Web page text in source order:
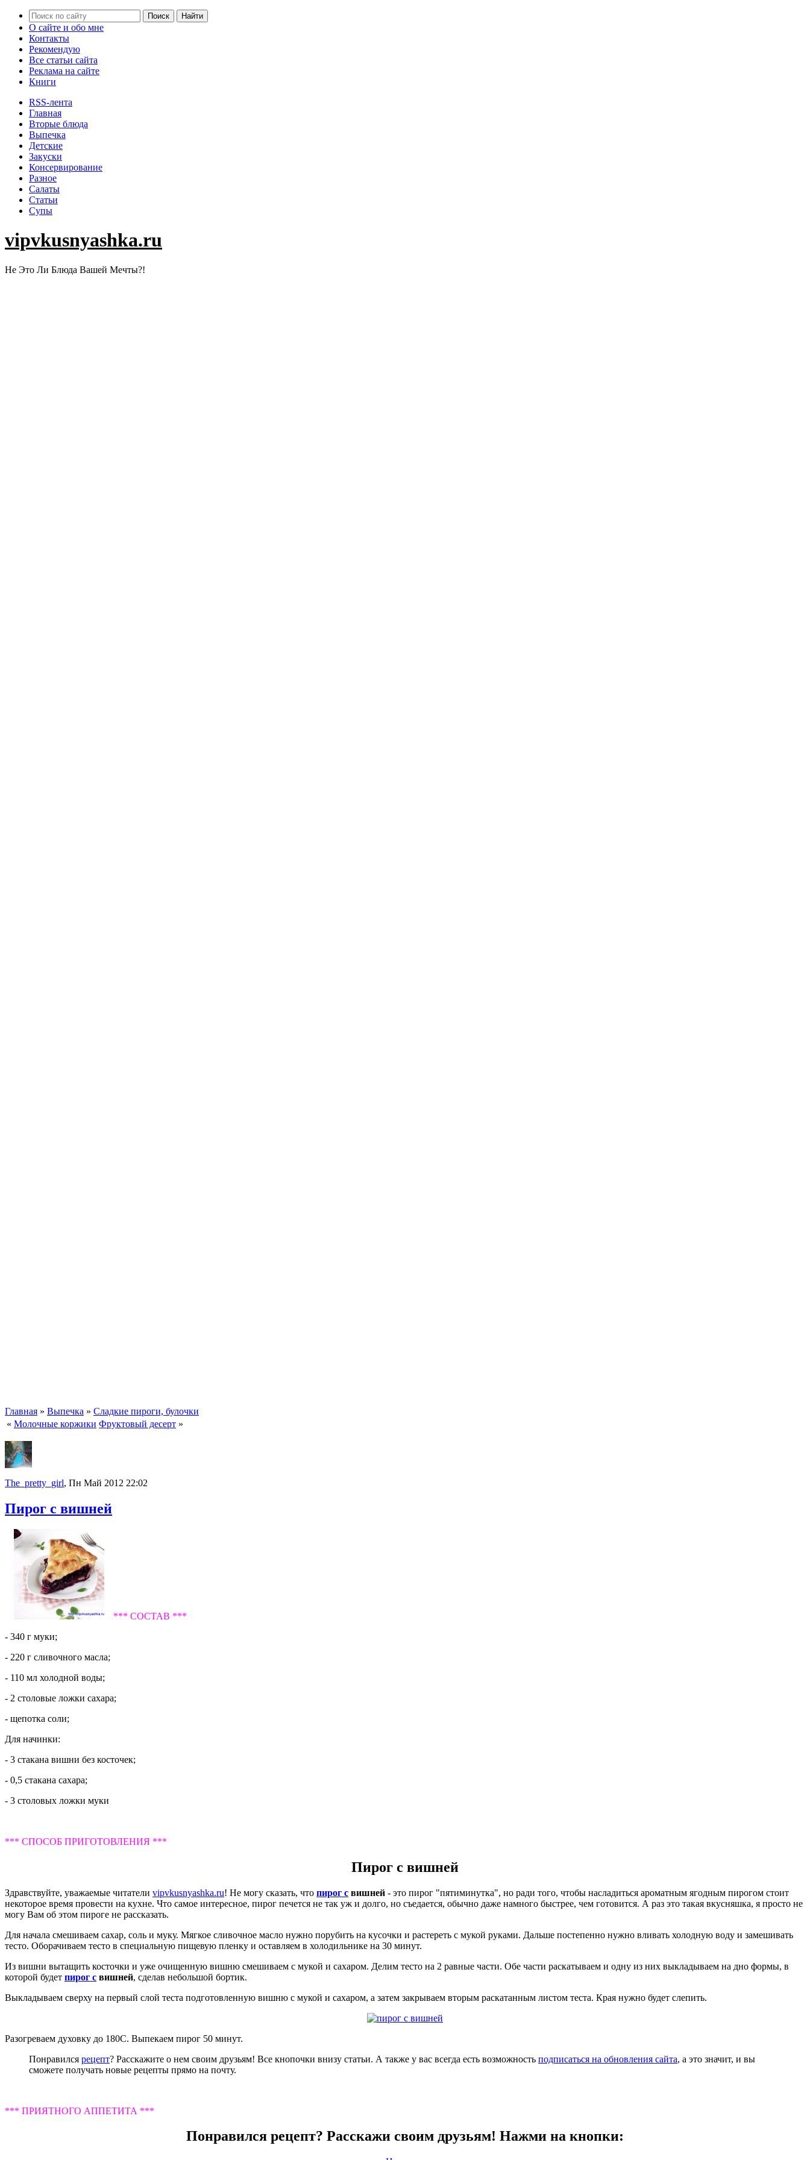
О сайте и обо мне
Контакты
Рекомендую
Все статьи сайта
Реклама на сайте
Книги
RSS-лента
Главная
Вторые блюда
Выпечка
Детские
Закуски
Консервирование
Разное
Салаты
Статьи
Супы
vipvkusnyashka.ru
Не Это Ли Блюда Вашей Мечты?!
Главная » Выпечка » Сладкие пироги, булочки
« Молочные коржики Фруктовый десерт »
The_pretty_girl, Пн Май 2012 22:02
Пирог с вишней
*** СОСТАВ ***
- 340 г муки;
- 220 г сливочного масла;
- 110 мл холодной воды;
- 2 столовые ложки сахара;
- щепотка соли;
Для начинки:
- 3 стакана вишни без косточек;
- 0,5 стакана сахара;
- 3 столовых ложки муки
*** СПОСОБ ПРИГОТОВЛЕНИЯ ***
Пирог с вишней
Здравствуйте, уважаемые читатели vipvkusnyashka.ru! Не могу сказать, что пирог с вишней - это пирог "пятиминутка", но ради того, чтобы насладиться ароматным ягодным пирогом стоит
некоторое время провести на кухне. Что самое интересное, пирог печется не так уж и долго, но съедается, обычно даже намного быстрее, чем готовится. А раз это такая вкусняшка, я просто не
могу Вам об этом пироге не рассказать.
Для начала смешиваем сахар, соль и муку. Мягкое сливочное масло нужно порубить на кусочки и растереть с мукой руками. Дальше постепенно нужно вливать холодную воду и замешивать
тесто. Оборачиваем тесто в специальную пищевую пленку и оставляем в холодильнике на 30 минут.
Из вишни вытащить косточки и уже очищенную вишню смешиваем с мукой и сахаром. Делим тесто на 2 равные части. Обе части раскатываем и одну из них выкладываем на дно формы, в
которой будет пирог с вишней, сделав небольшой бортик.
Выкладываем сверху на первый слой теста подготовленную вишню с мукой и сахаром, а затем закрываем вторым раскатанным листом теста. Края нужно будет слепить.
Разогреваем духовку до 180С. Выпекаем пирог 50 минут.
Понравился рецепт? Расскажите о нем своим друзьям! Все кнопочки внизу статьи. А также у вас всегда есть возможность подписаться на обновления сайта, а это значит, и вы
сможете получать новые рецепты прямо на почту.
*** ПРИЯТНОГО АППЕТИТА ***
Понравился рецепт? Расскажи своим друзьям! Нажми на кнопки: